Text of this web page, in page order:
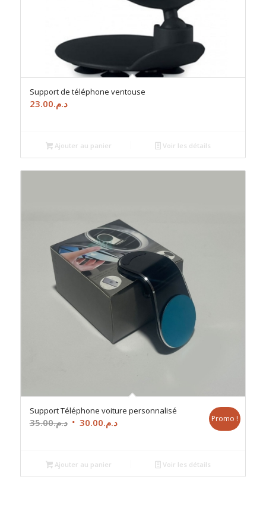
Support de téléphone ventouse
د.م.23.00
Ajouter au panier Voir les détails
Support Téléphone voiture personnalisé
د.م.35.00
Le
était :
د.م.35.00.
د.م.30.00
Le
د.م.30.00.
Promo !
Ajouter au panier Voir les détails